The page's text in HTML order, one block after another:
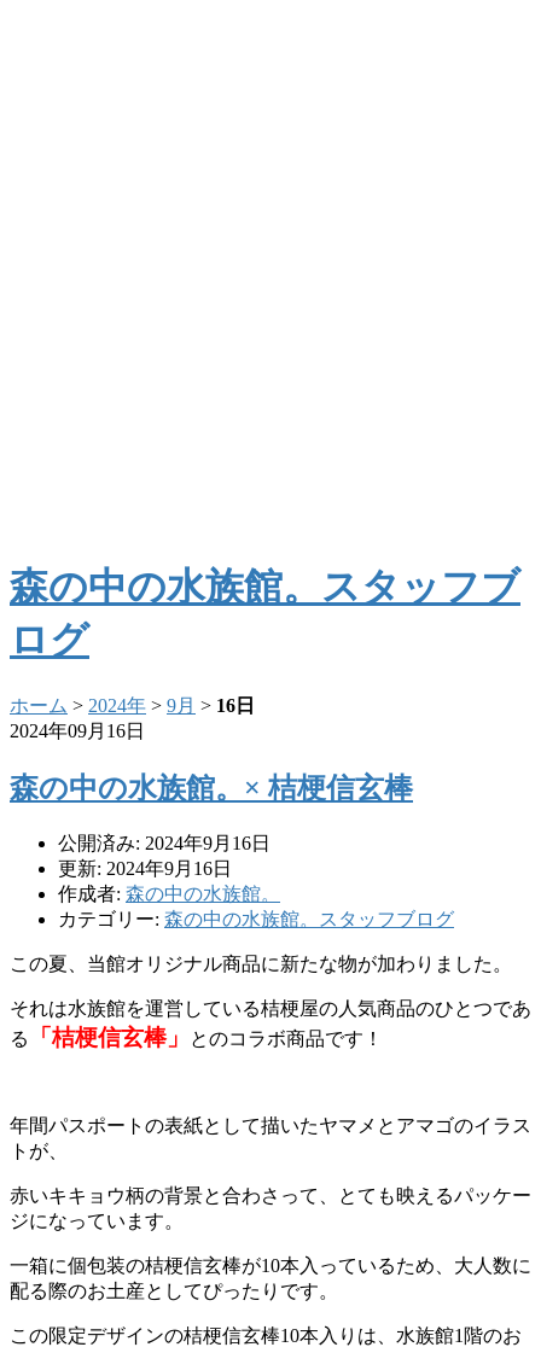
森の中の水族館。スタッフブ
ログ
ホーム > 2024年 > 9月 > 16日
2024年09月16日
森の中の水族館。× 桔梗信玄棒
公開済み: 2024年9月16日
更新: 2024年9月16日
作成者: 森の中の水族館。
カテゴリー: 森の中の水族館。スタッフブログ
この夏、当館オリジナル商品に新たな物が加わりました。
それは水族館を運営している桔梗屋の人気商品のひとつであ
る
「桔梗信玄棒」 とのコラボ商品です！
年間パスポートの表紙として描いたヤマメとアマゴのイラス
トが、
赤いキキョウ柄の背景と合わさって、とても映えるパッケー
ジになっています。
一箱に個包装の桔梗信玄棒が10本入っているため、大人数に
配る際のお土産としてぴったりです。
この限定デザインの桔梗信玄棒10本入りは、水族館1階のお